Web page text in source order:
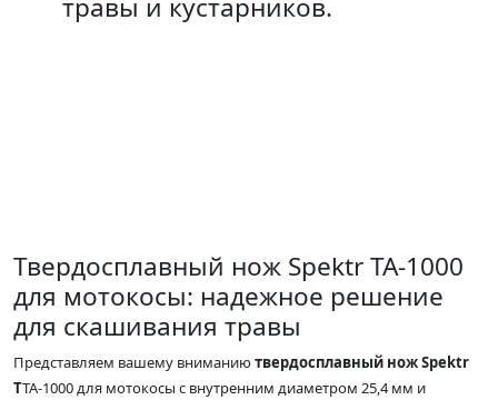
Твердосплавный нож Spektr TA-1000
для мотокосы: надежное решение
для скашивания травы
Представляем вашему вниманиютвердосплавный нож Spektr
TTA-1000 для мотокосы с внутренним диаметром 25,4 мм и